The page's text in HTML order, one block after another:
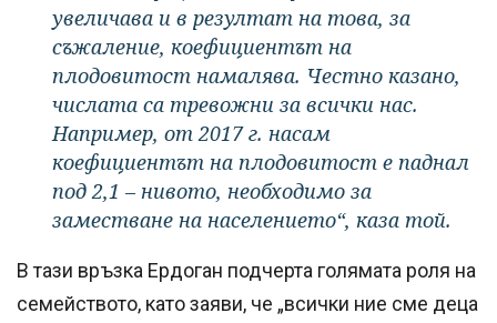
увеличава и в резултат на това, за
съжаление, коефициентът на
плодовитост намалява. Честно казано,
числата са тревожни за всички нас.
Например, от 2017 г. насам
коефициентът на плодовитост е паднал
под 2,1 – нивото, необходимо за
заместване на населението“, каза той.
В тази връзка Ердоган подчерта голямата роля на
семейството, като заяви, че „всички ние сме деца